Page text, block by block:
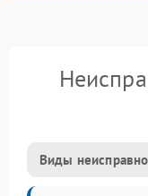
Виды